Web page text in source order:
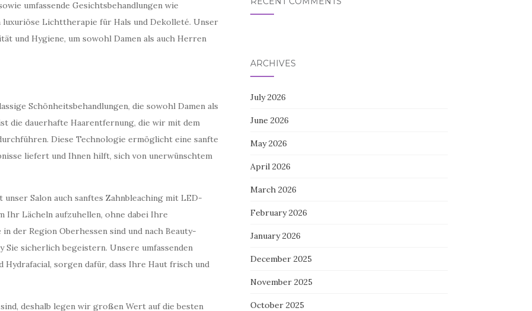
umfassende Gesichtsbehandlungen wie
Lichttherapie für Hals und Dekolleté. Unser
und Hygiene, um sowohl Damen als auch Herren
Schönheitsbehandlungen, die sowohl Damen als
die dauerhafte Haarentfernung, die wir mit dem
Diese Technologie ermöglicht eine sanfte
liefert und Ihnen hilft, sich von unerwünschtem
Salon auch sanftes Zahnbleaching mit LED-
Ihr Lächeln aufzuhellen, ohne dabei Ihre
der Region Oberhessen sind und nach Beauty-
Sie sicherlich begeistern. Unsere umfassenden
sorgen dafür, dass Ihre Haut frisch und
deshalb legen wir großen Wert auf die besten
ARCHIVES
July 2026
June 2026
May 2026
April 2026
March 2026
February 2026
January 2026
December 2025
November 2025
October 2025